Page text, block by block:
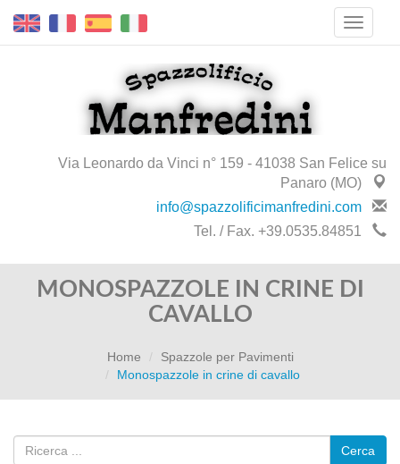
Via Leonardo da Vinci n° 159 - 41038 San Felice su
Panaro (MO)
info@spazzolificimanfredini.com
Tel. / Fax. +39.0535.84851
MONOSPAZZOLE IN CRINE DI
CAVALLO
Home
Spazzole per Pavimenti
Monospazzole in crine di cavallo
Cerca